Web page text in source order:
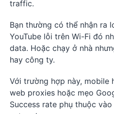
traffic.
Bạn thường có thể nhận ra
YouTube lỗi trên Wi-Fi đó
data. Hoặc chạy ở nhà
hay công ty.
Với trường hợp này, mobile
web proxies hoặc mẹo
Success rate phụ thuộc